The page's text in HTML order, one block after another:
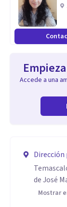
Accede a una
de José
Mostrar